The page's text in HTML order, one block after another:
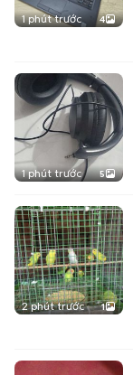
1 phút trước 4
1 phút trước 5
2 phút trước 1